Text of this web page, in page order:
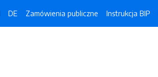
DE Zamówienia publiczne Instrukcja BIP